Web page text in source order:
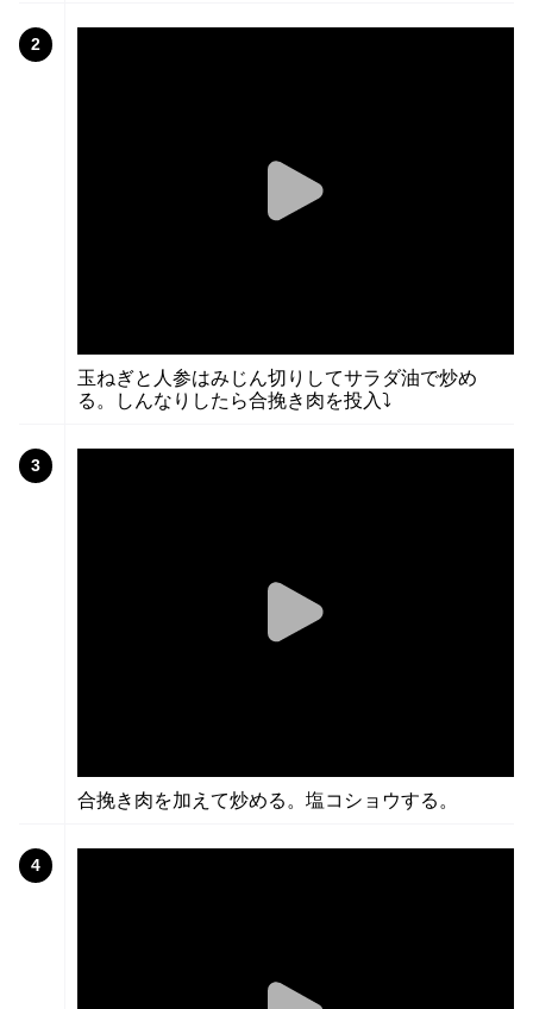
2
玉ねぎと人参はみじん切りしてサラダ油で炒め
る。しんなりしたら合挽き肉を投入⤵️
3
合挽き肉を加えて炒める。塩コショウする。
4